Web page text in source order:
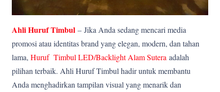
Ahli Huruf Timbul – Jika Anda sedang mencari media
promosi atau identitas brand yang elegan, modern, dan tahan
lama, Huruf Timbul LED/Backlight Alam Sutera adalah
pilihan terbaik. Ahli Huruf Timbul hadir untuk membantu
Anda menghadirkan tampilan visual yang menarik dan